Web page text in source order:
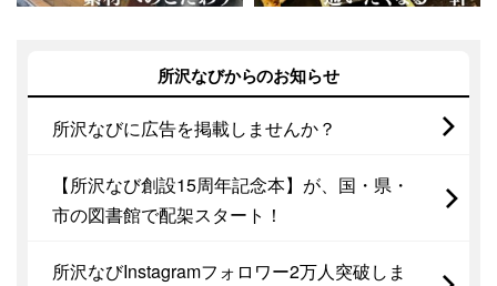
所沢なびからのお知らせ
所沢なびに広告を掲載しませんか？
【所沢なび創設15周年記念本】が、国・県・
市の図書館で配架スタート！
所沢なびInstagramフォロワー2万人突破しま